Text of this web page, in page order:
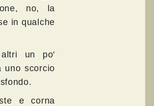
no, la
in qualche
un po'
uno scorcio
e corna